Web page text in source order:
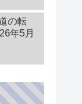
の転
年5月